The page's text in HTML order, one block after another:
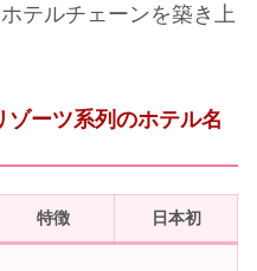
テルチェーンを築き上
ゾーツ系列のホテル名
特徴 日本初